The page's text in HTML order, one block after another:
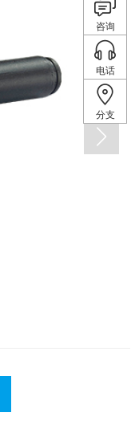
咨询
电话
分支